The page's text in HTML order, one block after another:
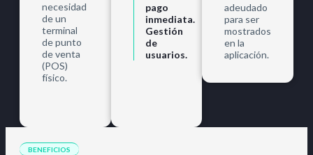
necesidad
de un
terminal
de punto
de venta
(POS)
físico.
pago
inmediata.
Gestión
de
usuarios.
adeudado
para ser
mostrados
en la
aplicación.
BENEFICIOS